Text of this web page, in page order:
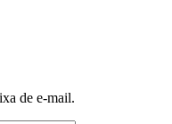
de e-mail.